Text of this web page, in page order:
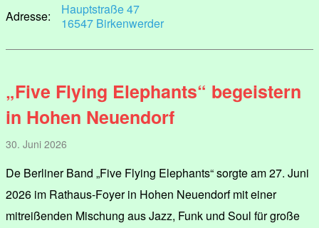
Adresse:
Hauptstraße 47
16547 Birkenwerder
„Five Flying Elephants“ begeistern
in Hohen Neuendorf
30. Juni 2026
De Berliner Band „Five Flying Elephants“ sorgte am 27. Juni
2026 im Rathaus-Foyer in Hohen Neuendorf mit einer
mitreißenden Mischung aus Jazz, Funk und Soul für große